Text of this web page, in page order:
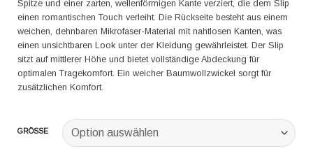
Spitze und einer zarten, wellenförmigen Kante verziert, die dem Slip
einen romantischen Touch verleiht. Die Rückseite besteht aus einem
weichen, dehnbaren Mikrofaser-Material mit nahtlosen Kanten, was
einen unsichtbaren Look unter der Kleidung gewährleistet. Der Slip
sitzt auf mittlerer Höhe und bietet vollständige Abdeckung für
optimalen Tragekomfort. Ein weicher Baumwollzwickel sorgt für
zusätzlichen Komfort.
GRÖSSE